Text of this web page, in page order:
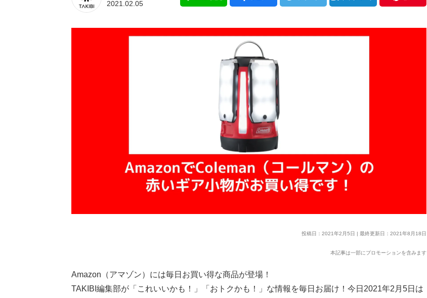
2021.02.05
投稿日：2021年2月5日 | 最終更新日：2021年8月18日
本記事は一部にプロモーションを含みます
Amazon（アマゾン）には毎日お買い得な商品が登場！
TAKIBI編集部が「これいいかも！」「おトクかも！」な情報を毎日お届け！今日2021年2月5日は